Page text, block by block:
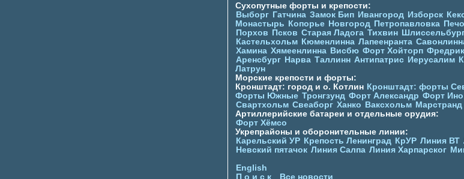
Сухопутные форты и крепости:
Выборг Гатчина Замок Бип Ивангород Изборск
Монастырь
Копорье Новгород Петропавловка
Порхов
Псков Старая Ладога Тихвин
Кастельхольм Кюменлинна Лапеенранта
Хамина Хямеенлинна Висбю Форт Хойторп
Аренсбург Нарва Таллинн Антипатрис Иерусалим
Латрун
Морские крепости и форты:
Кронштадт: город и о. Котлин Кронштадт: форты
Форты Южные Тронгзунд Форт Александр Форт Ино
Свартхольм Свеаборг Ханко Ваксхольм Марстранд
Артиллерийские батареи и отдельные орудия:
Форт Хёмсо
Укрепрайоны и оборонительные линии:
Карельский УР Крепость Ленинград КрУР Линия ВТ
Невский пятачок Линия Салпа Линия Харпарског
English
П о и с к
Все новости